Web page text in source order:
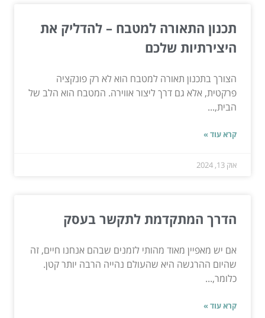
תכנון התאורה למטבח – להדליק את
היצירתיות שלכם
הצורך בתכנון תאורה למטבח הוא לא רק פונקציה
פרקטית, אלא גם דרך ליצור אווירה. המטבח הוא הלב של
הבית,...
קרא עוד »
אוק 13, 2024
הדרך המתקדמת לתקשר בעסק
אם יש מאפיין מאוד מהותי לזמנים שבהם אנחנו חיים, זה
שהיום ההרגשה היא שהעולם נהייה הרבה יותר קטן.
כלומר,...
קרא עוד »